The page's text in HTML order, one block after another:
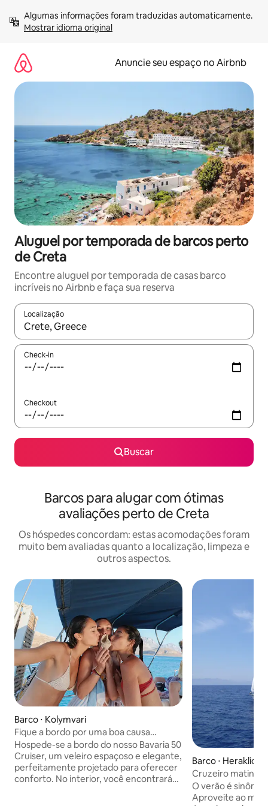
para
Mostrar idioma original
Anuncie seu espaço no Airbnb
Aluguel por temporada de barcos perto
de Creta
Encontre aluguel por temporada de casas barco
incríveis no Airbnb e faça sua reserva
Localização
Quando os resultados estiverem disponíveis, explore-os
Check-in
Checkout
Buscar
Barcos para alugar com ótimas
avaliações perto de Creta
Os hóspedes concordam: estas acomodações foram
muito bem avaliadas quanto a localização, limpeza e
outros aspectos.
Barco ⋅ Kolymvari
Fique a bordo por uma boa causa
Acomodação única em um iate
Hospede-se a bordo do nosso Bavaria 50
Cruiser, um veleiro espaçoso e elegante,
perfeitamente projetado para oferecer
conforto. No interior, você encontrará
Barco ⋅ Heraklion
Cruzeiro matinal
O verão é
Aproveite ao